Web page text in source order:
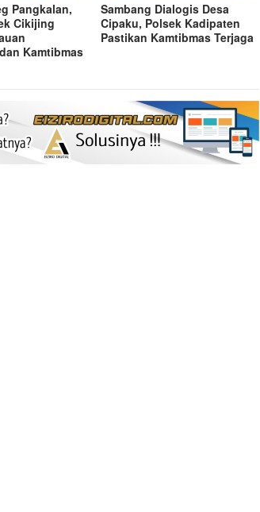
Pangkalan,
Cikijing
Kamtibmas
Sambang Dialogis Desa
Cipaku, Polsek Kadipaten
Pastikan Kamtibmas Terjaga